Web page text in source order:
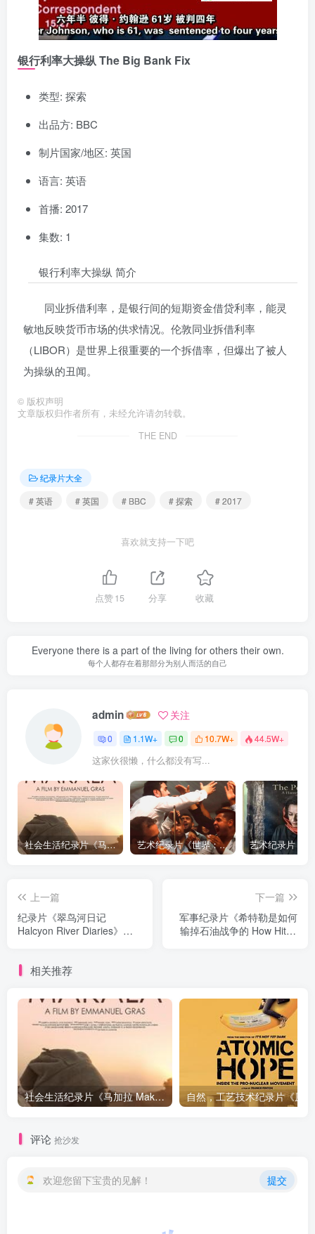
银行利率大操纵 The Big Bank Fix
类型: 探索
出品方: BBC
制片国家/地区: 英国
语言: 英语
首播: 2017
集数: 1
银行利率大操纵 简介
同业拆借利率，是银行间的短期资金借贷利率，能灵
敏地反映货币市场的供求情况。伦敦同业拆借利率
（LIBOR）是世界上很重要的一个拆借率，但爆出了被人
为操纵的丑闻。
© 版权声明
文章版权归作者所有，未经允许请勿转载。
THE END
纪录片大全
# 英语
# 英国 # BBC # 探索 # 2017
喜欢就支持一下吧
点赞15 分享 收藏
Everyone there is a part of the living for others their own.
每个人都存在着那部分为别人而活的自己
admin 关注
0 1.1W+ 0 10.7W+ 44.5W+
这家伙很懒，什么都没有写...
社会生活纪录片《马加拉 Makala》下载 艺术纪录片《世界：新吉普赛之王 This World: The New Gypsy Kings》下载
上一篇
纪录片《翠鸟河日记
Halcyon River Diaries》下
下一篇
军事纪录片《希特勒是如何
输掉石油战争的 How Hitler
相关推荐
社会生活纪录片《马加拉 Makala》下载
评论 抢沙发
欢迎您留下宝贵的见解！ 提交